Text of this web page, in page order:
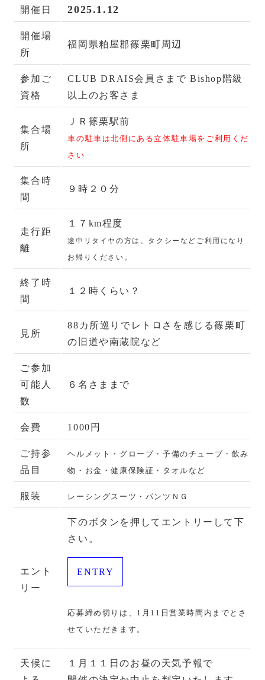
開催日 2025.1.12
開催場
所
福岡県粕屋郡篠栗町周辺
参加ご
資格
CLUB DRAIS会員さまで Bishop階級
以上のお客さま
集合場
所
ＪＲ篠栗駅前
車の駐車は北側にある立体駐車場をご利用くだ
さい
集合時
間
９時２０分
走行距
離
１７km程度
途中リタイヤの方は、タクシーなどご利用になり
お帰りください。
終了時
間
１２時くらい？
見所
88カ所巡りでレトロさを感じる篠栗町
の旧道や南蔵院など
ご参加
可能人
数
６名さままで
会費 1000円
ご持参
品目
ヘルメット・グローブ・予備のチューブ・飲み
物・お金・健康保険証・タオルなど
服装 レーシングスーツ・パンツＮＧ
エント
リー
下のボタンを押してエントリーして下
さい。
ENTRY
応募締め切りは、1月11日営業時間内までとさ
せていただきます。
天候に
１月１１日のお昼の天気予報で